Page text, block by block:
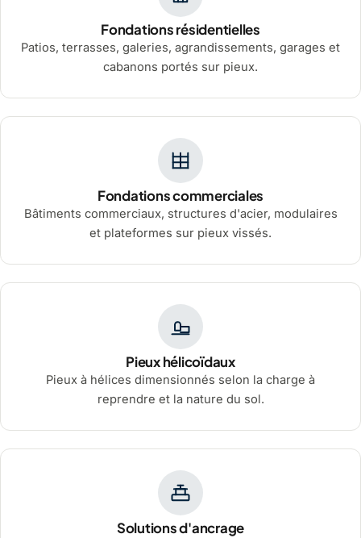
Fondations résidentielles
Patios, terrasses, galeries, agrandissements, garages et
cabanons portés sur pieux.
Fondations commerciales
Bâtiments commerciaux, structures d'acier, modulaires
et plateformes sur pieux vissés.
Pieux hélicoïdaux
Pieux à hélices dimensionnés selon la charge à
reprendre et la nature du sol.
Solutions d'ancrage